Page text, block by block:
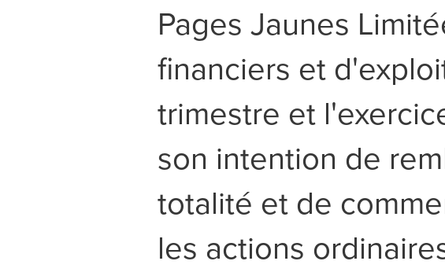
Pages Jaunes
financiers et
trimestre et
son intention de
totalité et de
les actions